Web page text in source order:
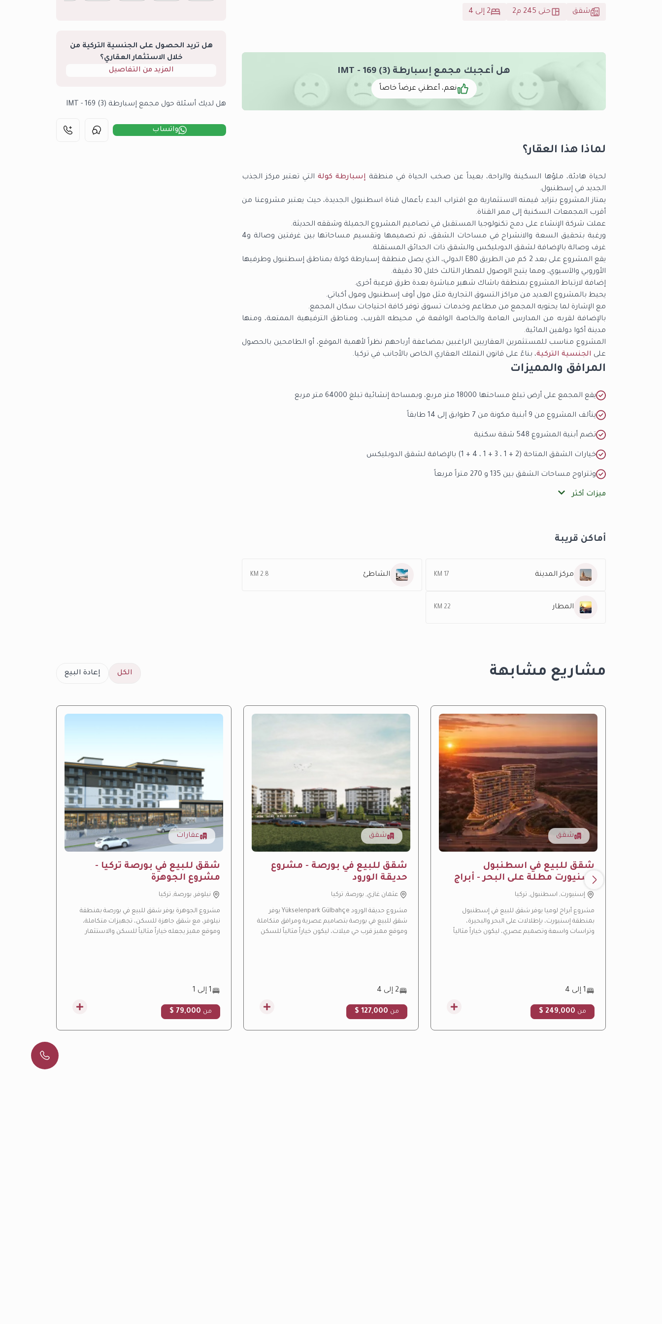
شقق حتى 245 م2 2 إلى 4
هل أعجبك مجمع إسبارطة (3) IMT - 169
نعم، أعطني عرضاً خاصاً
لماذا هذا العقار؟
لحياة هادئة، ملؤها السكينة والراحة، بعيداً عن صخب الحياة في منطقة إسبارطة كولة التي تعتبر مركز الجذب
الجديد في إسطنبول.
يمتاز المشروع بتزايد قيمته الاستثمارية مع اقتراب البدء بأعمال قناة اسطنبول الجديدة، حيث يعتبر مشروعنا من
أقرب المجمعات السكنية إلى ممر القناة.
عملت شركة الإنشاء على دمج تكنولوجيا المستقبل في تصاميم المشروع الجميلة وشققه الحديثة.
ورغبة بتحقيق السعة والانشراح في مساحات الشقق، تم تصميمها وتقسيم مساحاتها بين غرفتين وصالة و4
غرف وصالة بالإضافة لشقق الدوبليكس والشقق ذات الحدائق المستقلة.
يقع المشروع على بعد 2 كم من الطريق E80 الدولي، الذي يصل منطقة إسبارطة كولة بمناطق إسطنبول وطرفيها
الأوروبي والآسيوي، ومما يتيح الوصول للمطار الثالث خلال 30 دقيقة.
إضافة لارتباط المشروع بمنطقة باشاك شهير مباشرة بعدة طرق فرعية أخرى.
يحيط بالمشروع العديد من مراكز التسوق التجارية مثل مول أوف إسطنبول ومول أكباتي.
مع الإشارة لما يحتويه المجمع من مطاعم وخدمات تسوق توفر كافة احتياجات سكان المجمع.
بالإضافة لقربه من المدارس العامة والخاصة الواقعة في محيطه القريب، ومناطق الترفيهية الممتعة، ومنها
مدينة أكوا دولفين المائية.
المشروع مناسب للمستثمرين العقاريين الراغبين بمضاعفة أرباحهم نظراً لأهمية الموقع، أو الطامحين بالحصول
على الجنسية التركية، بناءً على قانون التملك العقاري الخاص بالأجانب في تركيا.
المرافق والمميزات
يقع المجمع على أرض تبلغ مساحتها 18000 متر مربع، وبمساحة إنشائية تبلغ 64000 متر مربع
يتألف المشروع من 9 أبنية مكونة من 7 طوابق إلى 14 طابقاً
تضم أبنية المشروع 548 شقة سكنية
خيارات الشقق المتاحة (2 + 1 ، 3 + 1 ، 4 + 1) بالإضافة لشقق الدوبليكس
وتتراوح مساحات الشقق بين 135 و 270 متراً مربعاً
ميزات أكثر
أماكن قريبة
مركز المدينة 17 KM الشاطئ 2.8 KM
المطار 22 KM
هل تريد الحصول على الجنسية التركية من
خلال الاستثمار العقاري؟
المزيد من التفاصيل
هل لديك أسئلة حول مجمع إسبارطة (3) IMT - 169
واتساب
مشاريع مشابهة الكل إعادة البيع
شقق
شقق للبيع في اسطنبول
اسنيورت مطلة على البحر - أبراج
لومياإسنيورت, اسطنبول, تركيا
مشروع أبراج لوميا يوفر شقق للبيع في إسطنبول
بمنطقة إسنيورت، بإطلالات على البحر والبحيرة،
وتراسات واسعة وتصميم عصري، ليكون خياراً مثالياً
1 إلى 4
من 249,000 $
شقق
شقق للبيع في بورصة - مشروع
حديقة الورود
عثمان غازي, بورصة, تركيا
مشروع حديقة الورود Yükselenpark Gülbahçe يوفر
شقق للبيع في بورصة بتصاميم عصرية ومرافق متكاملة
وموقع مميز قرب حي ميلات، ليكون خياراً مثالياً للسكن
2 إلى 4
من 127,000 $
عقارات
ِشقق للبيع في بورصة تركيا -
مشروع الجوهرة
نيلوفر, بورصة, تركيا
مشروع الجوهرة يوفر شقق للبيع في بورصة بمنطقة
نيلوفر، مع شقق جاهزة للسكن، تجهيزات متكاملة،
وموقع مميز يجعله خياراً مثالياً للسكن والاستثمار
1 إلى 1
من 79,000 $